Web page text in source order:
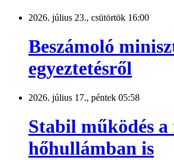
2026. július 23., csütörtök 16:00
Beszámoló
egyeztetésről
2026. július 17., péntek 05:58
Stabil működés
hőhullámban is